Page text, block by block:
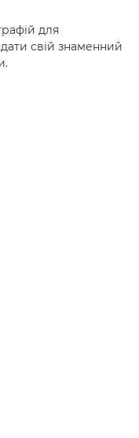
для
свій знаменний